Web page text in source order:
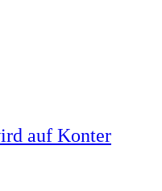
auf Konter